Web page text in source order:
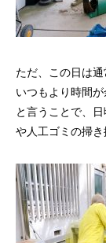
ただ、この日は通
いつもより時間
と言うことで、
や人工ゴミの掃